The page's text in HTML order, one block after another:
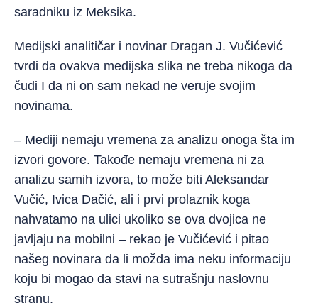
saradniku iz Meksika.
Medijski analitičar i novinar Dragan J. Vučićević
tvrdi da ovakva medijska slika ne treba nikoga da
čudi I da ni on sam nekad ne veruje svojim
novinama.
– Mediji nemaju vremena za analizu onoga šta im
izvori govore. Takođe nemaju vremena ni za
analizu samih izvora, to može biti Aleksandar
Vučić, Ivica Dačić, ali i prvi prolaznik koga
nahvatamo na ulici ukoliko se ova dvojica ne
javljaju na mobilni – rekao je Vučićević i pitao
našeg novinara da li možda ima neku informaciju
koju bi mogao da stavi na sutrašnju naslovnu
stranu.